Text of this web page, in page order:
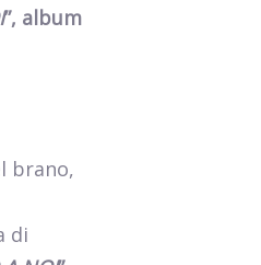
”, album
brano,
di